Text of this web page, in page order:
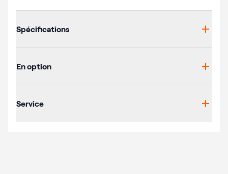
Spécifications
En option
Service